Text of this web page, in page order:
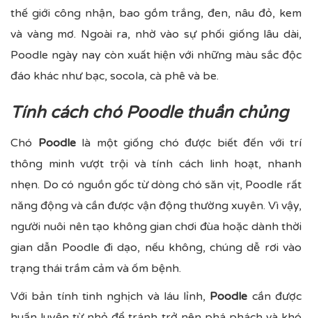
thế giới công nhận, bao gồm trắng, đen, nâu đỏ, kem
và vàng mơ. Ngoài ra, nhờ vào sự phối giống lâu dài,
Poodle ngày nay còn xuất hiện với những màu sắc độc
đáo khác như bạc, socola, cà phê và be.
Tính cách chó Poodle thuần chủng
Chó Poodlelà một giống chó được biết đến với trí
thông minh vượt trội và tính cách linh hoạt, nhanh
nhẹn. Do có nguồn gốc từ dòng chó săn vịt, Poodle rất
năng động và cần được vận động thường xuyên. Vì vậy,
người nuôi nên tạo không gian chơi đùa hoặc dành thời
gian dẫn Poodle đi dạo, nếu không, chúng dễ rơi vào
trạng thái trầm cảm và ốm bệnh.
Với bản tính tinh nghịch và láu lỉnh, Poodle cần được